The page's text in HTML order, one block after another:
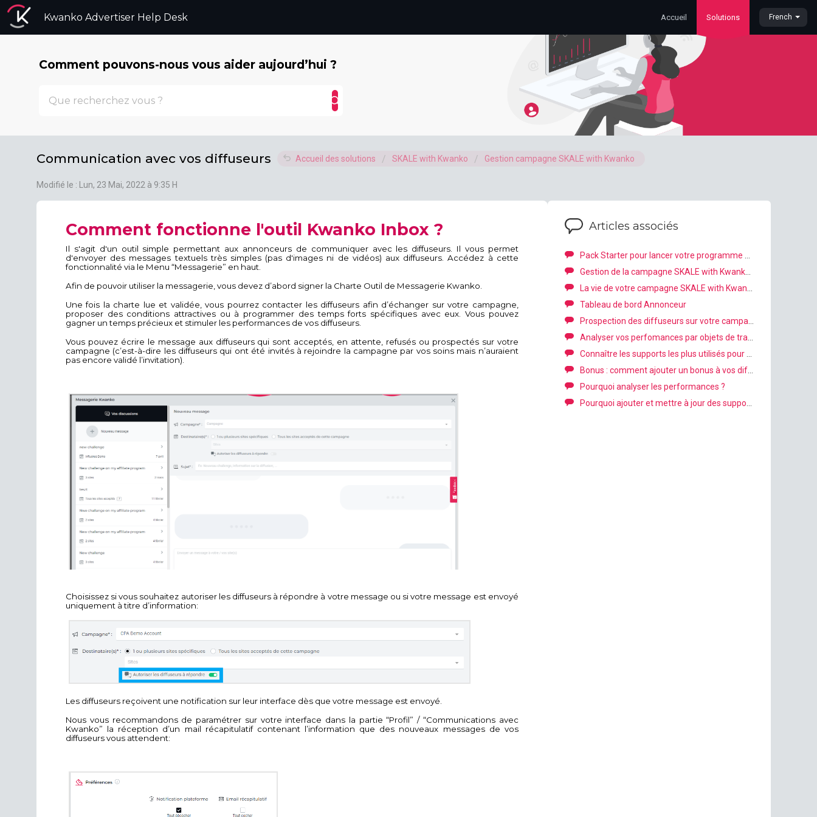
Kwanko Advertiser Help Desk Accueil Solutions French
Comment pouvons-nous vous aider aujourd’hui ?
Communication avec vos diffuseurs Accueil des solutions SKALE with Kwanko Gestion campagne SKALE with Kwanko
Modifié le : Lun, 23 Mai, 2022 à 9:35 H
Comment fonctionne l'outil Kwanko Inbox ?
Il s'agit d'un outil simple permettant aux annonceurs de communiquer avec les diffuseurs. Il vous permet
d'envoyer des messages textuels très simples (pas d'images ni de vidéos) aux diffuseurs. Accédez à cette
fonctionnalité via le Menu “Messagerie” en haut.
Afin de pouvoir utiliser la messagerie, vous devez d’abord signer la Charte Outil de Messagerie Kwanko.
Une fois la charte lue et validée, vous pourrez contacter les diffuseurs afin d’échanger sur votre campagne,
proposer des conditions attractives ou à programmer des temps forts spécifiques avec eux. Vous pouvez
gagner un temps précieux et stimuler les performances de vos diffuseurs.
Vous pouvez écrire le message aux diffuseurs qui sont acceptés, en attente, refusés ou prospectés sur votre
campagne (c’est-à-dire les diffuseurs qui ont été invités à rejoindre la campagne par vos soins mais n’auraient
pas encore validé l’invitation).
Choisissez si vous souhaitez autoriser les diffuseurs à répondre à votre message ou si votre message est envoyé
uniquement à titre d’information:
Les diffuseurs reçoivent une notification sur leur interface dès que votre message est envoyé.
Nous vous recommandons de paramétrer sur votre interface dans la partie “Profil” / “Communications avec
Kwanko” la réception d’un mail récapitulatif contenant l’information que des nouveaux messages de vos
diffuseurs vous attendent:
Articles associés
Gestion de la campagne SKALE with Kwanko: Premières étapes
Tableau de bord Annonceur
Bonus : comment ajouter un bonus à vos diffuseurs ?
Pourquoi analyser les performances ?